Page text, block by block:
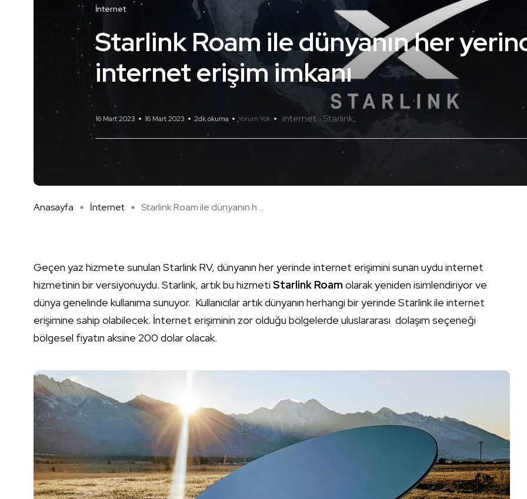
İnternet
Starlink Roam ile dünyanın her
internet erişim imkanı
16 Mart 2023 16 Mart 2023 2dk okuma Yorum Yok internet Starlink
Anasayfa İnternet Starlink Roam ile dünyanın h ...
Geçen yaz hizmete sunulan Starlink RV, dünyanın her yerinde internet erişimini sunan uydu internet
hizmetinin bir versiyonuydu. Starlink, artık bu hizmeti Starlink Roam olarak yeniden isimlendiriyor ve
dünya genelinde kullanıma sunuyor. Kullanıcılar artık dünyanın herhangi bir yerinde Starlink ile internet
erişimine sahip olabilecek. İnternet erişiminin zor olduğu bölgelerde uluslararası dolaşım seçeneği
bölgesel fiyatın aksine 200 dolar olacak.